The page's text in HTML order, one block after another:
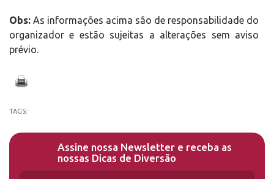
Obs: As informações acima são de responsabilidade do
organizador e estão sujeitas a alterações sem aviso
prévio.
TAGS:
Assine nossa Newsletter e receba as
nossas Dicas de Diversão